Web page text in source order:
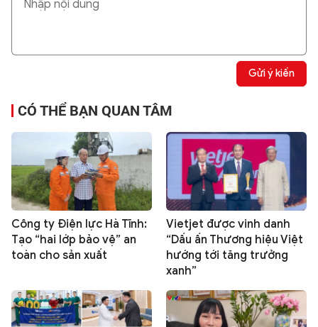
Gửi ý kiến
CÓ THỂ BẠN QUAN TÂM
Công ty Điện lực Hà Tĩnh:
Tạo “hai lớp bảo vệ” an
toàn cho sản xuất
Vietjet được vinh danh
“Dấu ấn Thương hiệu Việt
hướng tới tăng trưởng
xanh”